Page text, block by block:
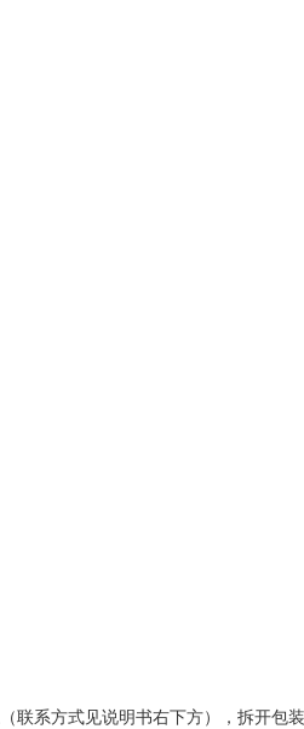
系方式见说明书右下方），拆开包